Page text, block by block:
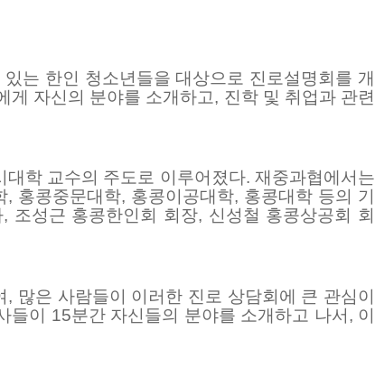
는 한인 청소년들을 대상으로 진로설명회를 개
게 자신의 분야를 소개하고, 진학 및 취업과 관련
학 교수의 주도로 이루어졌다.재중과협에서는
, 홍콩중문대학, 홍콩이공대학, 홍콩대학 등의 기
, 조성근 홍콩한인회 회장, 신성철 홍콩상공회 회
, 많은 사람들이 이러한 진로 상담회에 큰 관심이
들이 15분간 자신들의 분야를 소개하고 나서 , 이